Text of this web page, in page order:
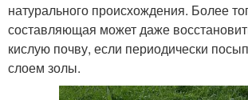
натурального происхождения. Более
составляющая может даже
кислую почву, если периодически
слоем золы.